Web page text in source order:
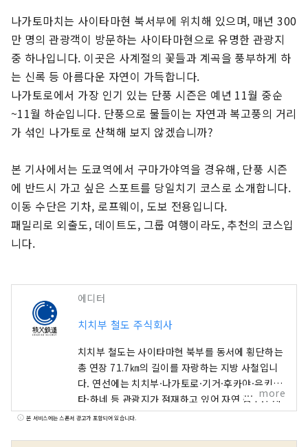
나가토마치는 사이타마현 북서부에 위치해 있으며, 매년 300
만 명의 관광객이 방문하는 사이타마현으로 유명한 관광지
중 하나입니다. 이곳은 사계절의 꽃들과 계곡을 풍부하게 하
는 신록 등 아름다운 자연이 가득합니다.
나가토로에서 가장 인기 있는 단풍 시즌은 예년 11월 중순
~11월 하순입니다. 단풍으로 물들이는 자연과 복고풍의 거리
가 섞인 나가토로 산책해 보지 않겠습니까?
본 기사에서는 도쿄역에서 구마가야역을 경유해, 단풍 시즌
에 반드시 가고 싶은 스포트를 당일치기 코스로 소개합니다.
이동 수단은 기차, 로프웨이, 도보 전용입니다.
패밀리로 외출도, 데이트도, 그룹 여행이라도, 추천의 코스입
니다.
에디터
치치부 철도 주식회사
치치부 철도는 사이타마현 북부를 동서에 횡단하는
총 연장 71.7㎞의 길이를 자랑하는 지방 사철입니
다. 연선에는 치치부·나가토로·기거·후카야·유키
타·하네 등 관광지가 점재하고 있어 자연 풍부한 지
역을 여행할 수 있는 노선입니다. 시골 풍경과 아라
more
본 서비스에는 스폰서 광고가 포함되어 있습니다.